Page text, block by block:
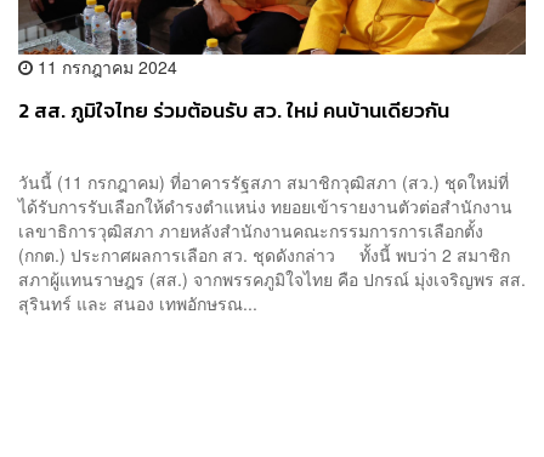
11 กรกฎาคม 2024
2 สส. ภูมิใจไทย ร่วมต้อนรับ สว. ใหม่ คนบ้านเดียวกัน
วันนี้ (11 กรกฎาคม) ที่อาคารรัฐสภา สมาชิกวุฒิสภา (สว.) ชุดใหม่ที่
ได้รับการรับเลือกให้ดำรงตำแหน่ง ทยอยเข้ารายงานตัวต่อสำนักงาน
เลขาธิการวุฒิสภา ภายหลังสำนักงานคณะกรรมการการเลือกตั้ง
(กกต.) ประกาศผลการเลือก สว. ชุดดังกล่าว ทั้งนี้ พบว่า 2 สมาชิก
สภาผู้แทนราษฎร (สส.) จากพรรคภูมิใจไทย คือ ปกรณ์ มุ่งเจริญพร สส.
สุรินทร์ และ สนอง เทพอักษรณ...